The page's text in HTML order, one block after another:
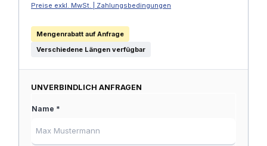
Preise exkl. MwSt. | Zahlungsbedingungen
Mengenrabatt auf Anfrage
Verschiedene Längen verfügbar
UNVERBINDLICH ANFRAGEN
Name *